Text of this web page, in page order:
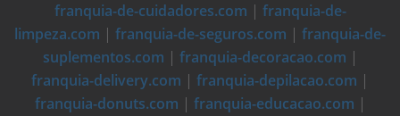
franquia-de-cuidadores.com | franquia-de-
limpeza.com | franquia-de-seguros.com | franquia-de-
suplementos.com | franquia-decoracao.com |
franquia-delivery.com | franquia-depilacao.com |
franquia-donuts.com | franquia-educacao.com |